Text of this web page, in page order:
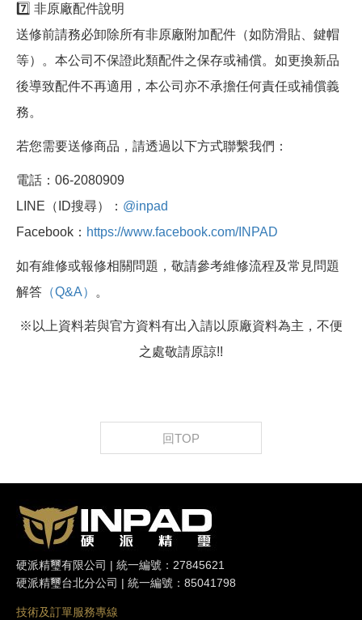
7️⃣ 非原廠配件說明
送修前請務必卸除所有非原廠附加配件（如防滑貼、鍵帽
等）。本公司不保證此類配件之保存或補償。如更換新品
後導致配件不再適用，本公司亦不承擔任何責任或補償義
務。
若您需要送修商品，請透過以下方式聯繫我們：
電話：06-2080909
LINE（ID搜尋）： @inpad
Facebook： https://www.facebook.com/INPAD
如有維修或報修相關問題，敬請參考維修流程及常見問題
解答 （Q&A） 。
※以上資料若與官方資料有出入請以原廠資料為主，不便
之處敬請原諒!!
回TOP
硬派精璽有限公司 | 統一編號：27845621
硬派精璽台北分公司 | 統一編號：85041798
技術及訂單服務專線